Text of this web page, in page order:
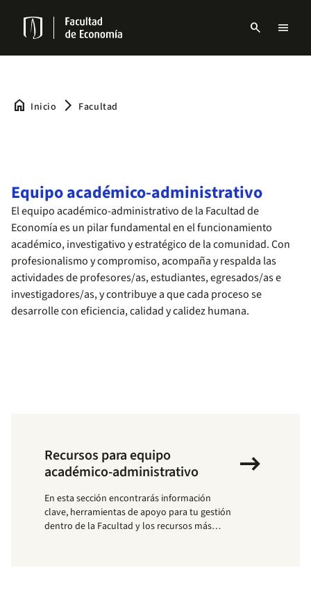
contenido
principal
Navbar
search menu
home Inicio arrow_forward_ios Facultad
Equipo académico-administrativo
El equipo académico-administrativo de la Facultad de
Economía es un pilar fundamental en el funcionamiento
académico, investigativo y estratégico de la comunidad. Con
profesionalismo y compromiso, acompaña y respalda las
actividades de profesores/as, estudiantes, egresados/as e
investigadores/as, y contribuye a que cada proceso se
desarrolle con eficiencia, calidad y calidez humana.
Recursos para equipo
académico-administrativo
En esta sección encontrarás información
clave, herramientas de apoyo para tu gestión
dentro de la Facultad y los recursos más
arrow_right_alt